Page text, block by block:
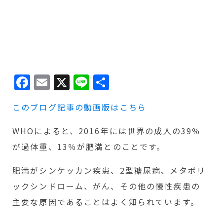
Facebook
Email
X Line
有
このブログ記事の動画版はこちら
WHOによると、2016年には世界の成人の39％
が過体重、13％が肥満とのことです。
肥満がシンケッカン疾患、2型糖尿病、メタボリ
ックシンドローム、がん、その他の慢性疾患の
主要な原因であることはよく知られています。